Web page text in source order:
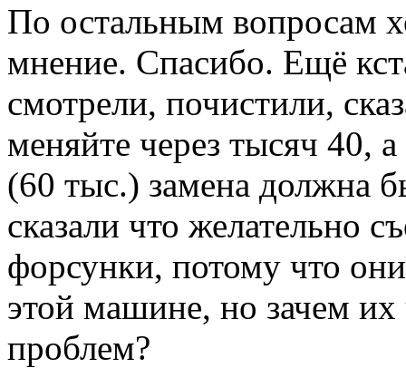
По остальным вопросам
мнение. Спасибо. Ещё
смотрели, почистили,
меняйте через тысяч 40,
(60 тыс.) замена должна
сказали что желательно
форсунки, потому что
этой машине, но зачем их
проблем?